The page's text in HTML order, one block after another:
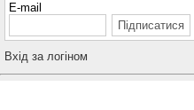
E-mail
Вхiд за логiном